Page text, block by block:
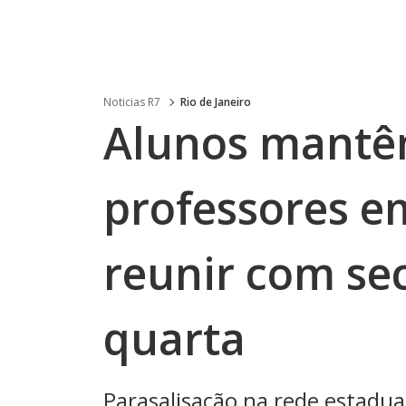
Noticias R7 Rio de Janeiro
Alunos
professores
reunir com
quarta